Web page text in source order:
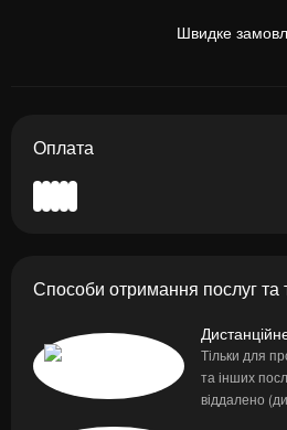
Швидке
Оплата
Способи отримання послуг та
Тільки для
та інших
віддалено